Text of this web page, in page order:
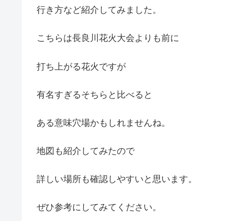
行き方など紹介してみました。
こちらは長良川花火大会よりも前に
打ち上がる花火ですが
有名すぎるそちらと比べると
ある意味穴場かもしれませんね。
地図も紹介してみたので
詳しい場所も確認しやすいと思います。
ぜひ参考にしてみてください。